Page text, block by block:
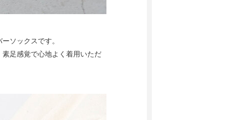
ソックスです。
足感覚で心地よく着用いただ